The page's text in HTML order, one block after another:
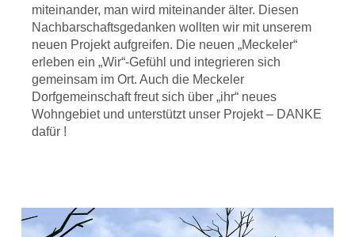
miteinander, man wird miteinander älter. Diesen
Nachbarschaftsgedanken wollten wir mit unserem
neuen Projekt aufgreifen. Die neuen „Meckeler“
erleben ein „Wir“-Gefühl und integrieren sich
gemeinsam im Ort. Auch die Meckeler
Dorfgemeinschaft freut sich über „ihr“ neues
Wohngebiet und unterstützt unser Projekt – DANKE
dafür !